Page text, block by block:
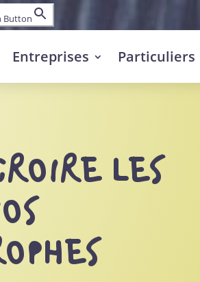
Button
Entreprises Particuliers
LES